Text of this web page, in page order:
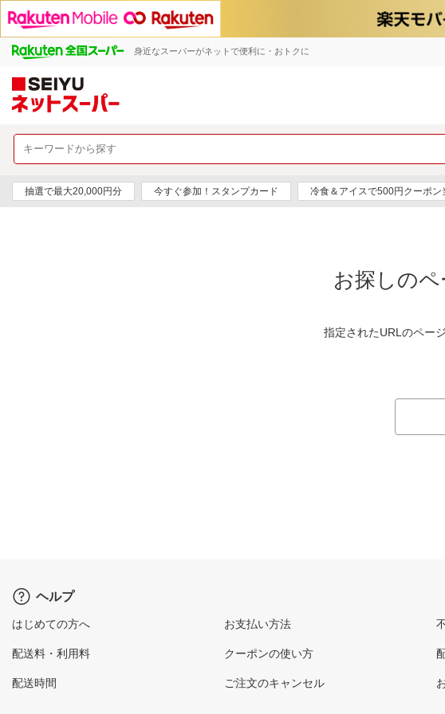
身近なスーパーがネットで便利に・おトクに
抽選で最大20,000円分 今すぐ参加！スタンプカード 冷食＆アイスで500円クーポン
お探しのペ
指定されたURLのペー
ヘルプ
はじめての方へ
配送料・利用料
配送時間
お支払い方法
クーポンの使い方
ご注文のキャンセル